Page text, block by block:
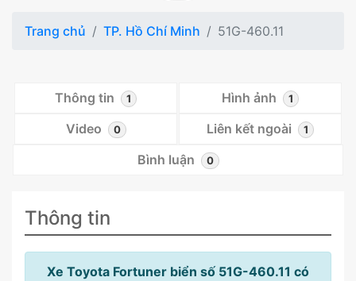
Trang chủ TP. Hồ Chí Minh 51G-460.11
Thông tin 1 Hình ảnh 1
Video 0 Liên kết ngoài 1
Bình luận 0
Thông tin
Xe Toyota Fortuner biển số 51G-460.11 có